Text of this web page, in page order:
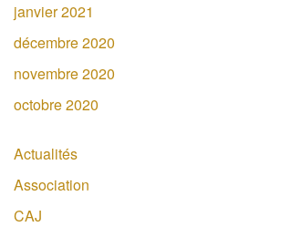
janvier 2021
décembre 2020
novembre 2020
octobre 2020
Actualités
Association
CAJ